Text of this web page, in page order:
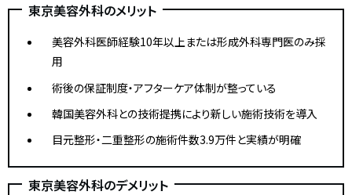
東京美容外科のメリット
美容外科医師経験10年以上または形成外科専門医のみ採
用
術後の保証制度・アフターケア体制が整っている
韓国美容外科との技術提携により新しい施術技術を導入
目元整形・二重整形の施術件数3.9万件と実績が明確
東京美容外科のデメリット